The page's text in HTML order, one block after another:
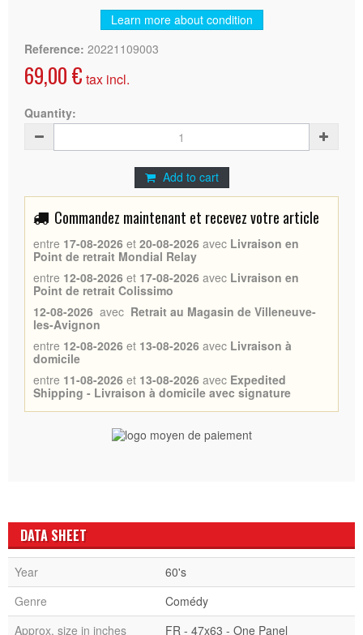
Learn more about condition
Reference: 20221109003
69,00 € tax incl.
Quantity:
Add to cart
Commandez maintenant et recevez votre article
entre 17-08-2026 et 20-08-2026 avec Livraison en
Point de retrait Mondial Relay
entre 12-08-2026 et 17-08-2026 avec Livraison en
Point de retrait Colissimo
12-08-2026 avec Retrait au Magasin de Villeneuve-
les-Avignon
entre 12-08-2026 et 13-08-2026 avec Livraison à
domicile
entre 11-08-2026 et 13-08-2026 avec Expedited
Shipping - Livraison à domicile avec signature
DATA SHEET
Year
60's
Genre
Comédy
Approx. size in inches
FR - 47x63 - One Panel